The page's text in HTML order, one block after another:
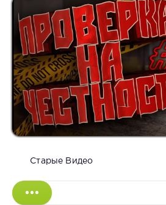
Старые Видео